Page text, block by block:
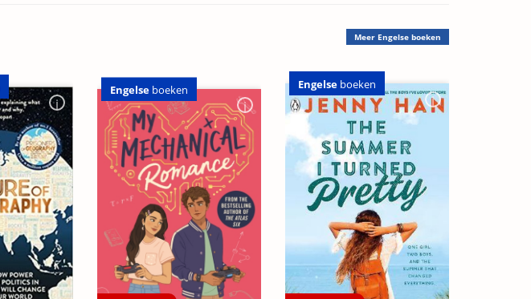
Meer Engelse boeken
Engelse boeken Engelse boeken